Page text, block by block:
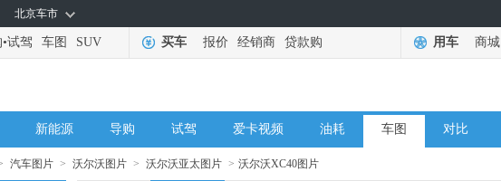
北京车市
•试驾 车图 SUV 买车 报价 经销商 贷款购 用车 商城
新能源 导购 试驾 爱卡视频 油耗 车图 对比
汽车图片 > 沃尔沃图片 > 沃尔沃亚太图片 > 沃尔沃XC40图片